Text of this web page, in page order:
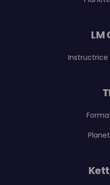
LM
Instructrice